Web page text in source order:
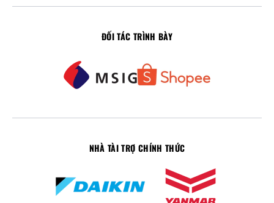
ĐỐI TÁC TRÌNH BÀY
NHÀ TÀI TRỢ CHÍNH THỨC